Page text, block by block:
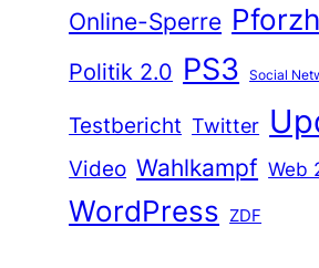
Online-Sperre
Politik 2.0 PS3 Social
Testbericht Twitter
Video Wahlkampf Web
WordPress ZDF